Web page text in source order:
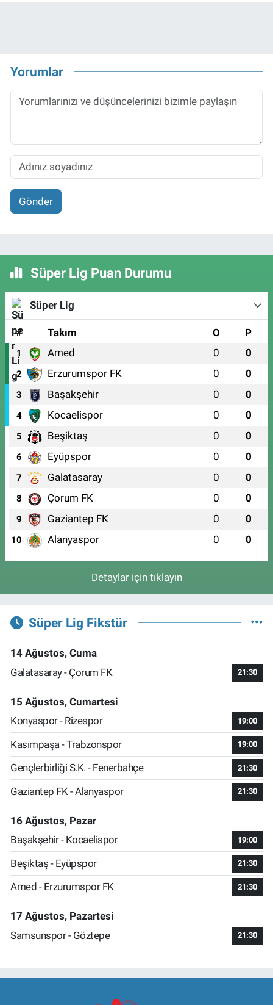
Yorumlar
Gönder
Süper Lig Puan Durumu
Süper Lig
# Takım O P
1 Amed 0 0
2 Erzurumspor FK 0 0
3 Başakşehir 0 0
4 Kocaelispor 0 0
5 Beşiktaş 0 0
6 Eyüpspor 0 0
7 Galatasaray 0 0
8 Çorum FK 0 0
9 Gaziantep FK 0 0
10 Alanyaspor 0 0
Detaylar için tıklayın
Süper Lig Fikstür
14 Ağustos, Cuma
Galatasaray - Çorum FK
21:30
15 Ağustos, Cumartesi
Konyaspor - Rizespor
19:00
Kasımpaşa - Trabzonspor 19:00
Gençlerbirliği S.K. - Fenerbahçe 21:30
Gaziantep FK - Alanyaspor 21:30
16 Ağustos, Pazar
Başakşehir - Kocaelispor
19:00
Beşiktaş - Eyüpspor 21:30
Amed - Erzurumspor FK 21:30
17 Ağustos, Pazartesi
Samsunspor - Göztepe
21:30